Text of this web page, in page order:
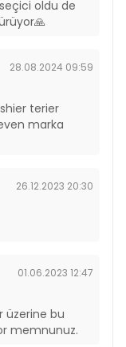
oldu de
28.08.2024 09:59
terier
marka
26.12.2023 20:30
01.06.2023 12:47
üzerine bu
memnunuz.